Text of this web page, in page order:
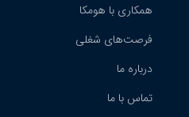
همکاری با هومکا
فرصت‌های شغلی
درباره ما
تماس با ما